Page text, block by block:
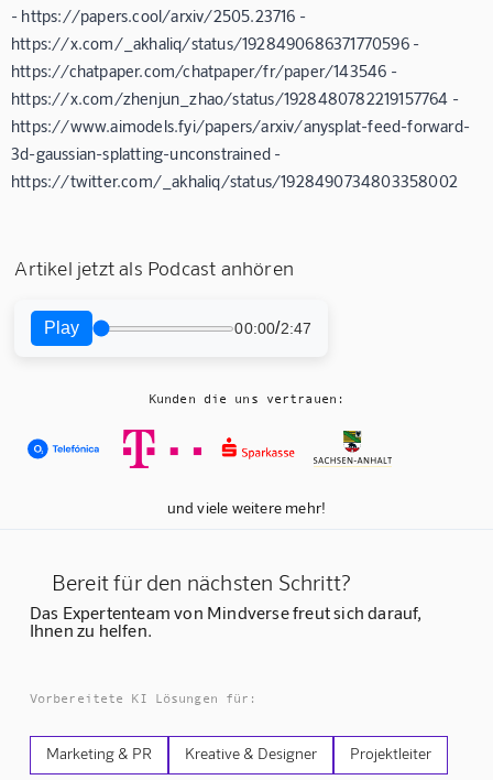
- https://papers.cool/arxiv/2505.23716 -
https://x.com/_akhaliq/status/1928490686371770596 -
https://chatpaper.com/chatpaper/fr/paper/143546 -
https://x.com/zhenjun_zhao/status/1928480782219157764 -
https://www.aimodels.fyi/papers/arxiv/anysplat-feed-forward-
3d-gaussian-splatting-unconstrained -
https://twitter.com/_akhaliq/status/1928490734803358002
Artikel jetzt als Podcast anhören
Play 00:00/2:47
Kunden die uns vertrauen:
und viele weitere mehr!
Bereit für den nächsten Schritt?
Das Expertenteam von Mindverse freut sich darauf,
Ihnen zu helfen.
Vorbereitete KI Lösungen für:
Marketing & PR Kreative & Designer Projektleiter